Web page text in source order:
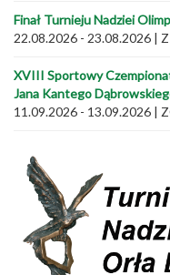
Finał Turnieju Nadziei
22.08.2026 - 23.08.2026 |
XVIII Sportowy
Jana Kantego
11.09.2026 - 13.09.2026 |